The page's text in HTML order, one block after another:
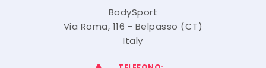
BodySport
Via Roma, 116 - Belpasso (CT)
Italy